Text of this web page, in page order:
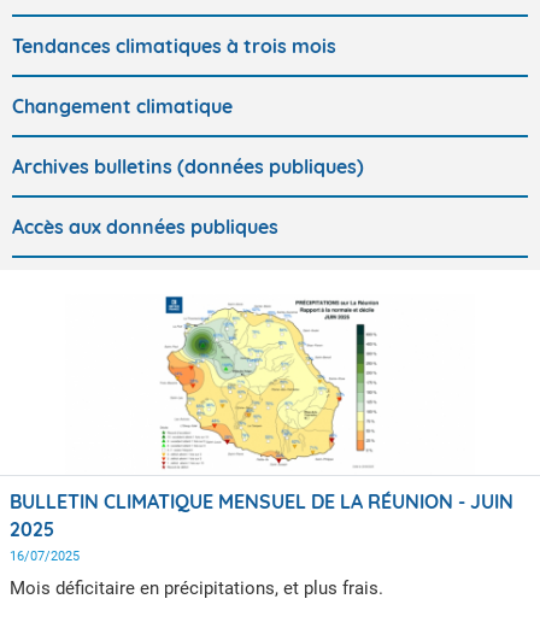
Tendances climatiques à trois mois
Changement climatique
Archives bulletins (données publiques)
Accès aux données publiques
BULLETIN CLIMATIQUE MENSUEL DE LA RÉUNION - JUIN
2025
16/07/2025
Mois déficitaire en précipitations, et plus frais.